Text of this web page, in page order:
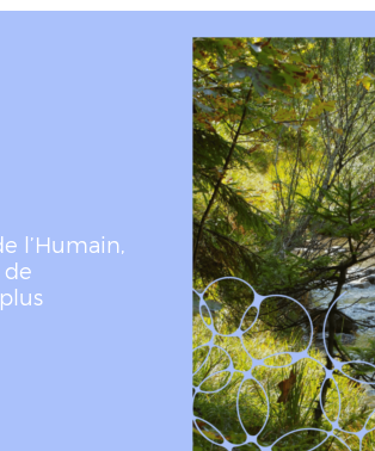
l’Humain,